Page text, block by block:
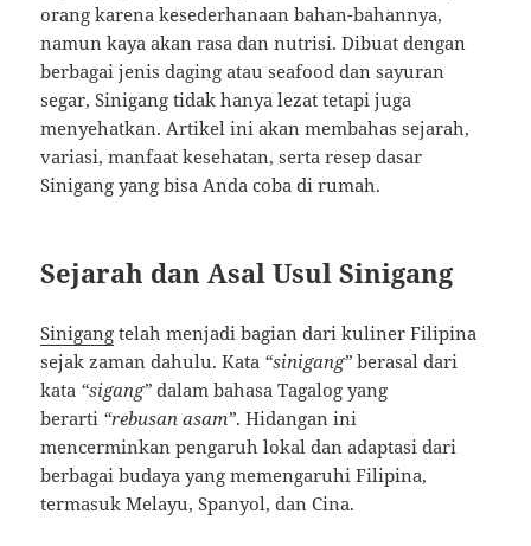
orang karena kesederhanaan bahan-bahannya,
namun kaya akan rasa dan nutrisi. Dibuat dengan
berbagai jenis daging atau seafood dan sayuran
segar, Sinigang tidak hanya lezat tetapi juga
menyehatkan. Artikel ini akan membahas sejarah,
variasi, manfaat kesehatan, serta resep dasar
Sinigang yang bisa Anda coba di rumah.
Sejarah dan Asal Usul Sinigang
Sinigang telah menjadi bagian dari kuliner Filipina
sejak zaman dahulu. Kata “sinigang” berasal dari
kata “sigang” dalam bahasa Tagalog yang
berarti “rebusan asam”. Hidangan ini
mencerminkan pengaruh lokal dan adaptasi dari
berbagai budaya yang memengaruhi Filipina,
termasuk Melayu, Spanyol, dan Cina.